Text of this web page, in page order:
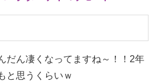
だん凄くなってますね～！！2年
と思うくらいｗ